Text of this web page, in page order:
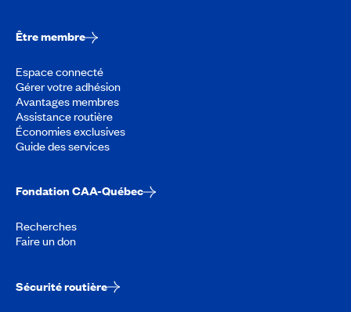
Être membre
Espace connecté
Gérer votre adhésion
Avantages membres
Assistance routière
Économies exclusives
Guide des services
Fondation CAA-Québec
Recherches
Faire un don
Sécurité routière